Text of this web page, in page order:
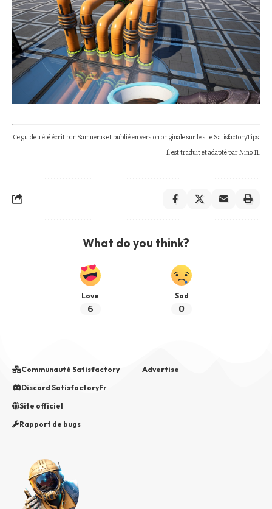
Ce guide a été écrit par Samueras et publié enversion originalesur le site SatisfactoryTips.
Il est traduit et adapté par Nino 11.
What do you think?
Love
6
Sad
0
Communauté Satisfactory
Discord SatisfactoryFr
Site officiel
Rapport de bugs
Advertise